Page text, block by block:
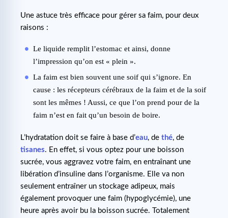
Une astuce très efficace pour gérer sa faim, pour deux
raisons :
Le liquide remplit l’estomac et ainsi, donne
l’impression qu’on est « plein ».
La faim est bien souvent une soif qui s’ignore. En
cause : les récepteurs cérébraux de la faim et de la soif
sont les mêmes ! Aussi, ce que l’on prend pour de la
faim n’est en fait qu’un besoin de boire.
L’hydratation doit se faire à base d’eau, de thé, de
tisanes. En effet, si vous optez pour une boisson
sucrée, vous aggravez votre faim, en entraînant une
libération d’insuline dans l’organisme. Elle va non
seulement entraîner un stockage adipeux, mais
également provoquer une faim (hypoglycémie), une
heure après avoir bu la boisson sucrée. Totalement